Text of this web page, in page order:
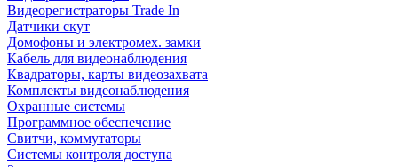
Видеорегистраторы Trade In
Датчики скут
Домофоны и электромех. замки
Кабель для видеонаблюдения
Квадраторы, карты видеозахвата
Комплекты видеонаблюдения
Охранные системы
Программное обеспечение
Свитчи, коммутаторы
Системы контроля доступа